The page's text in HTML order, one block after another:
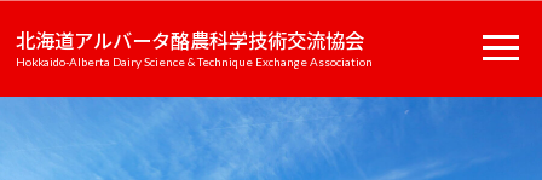
北海道アルバータ酪農科学技術交流協会
Hokkaido-Alberta Dairy Science & Technique Exchange Association